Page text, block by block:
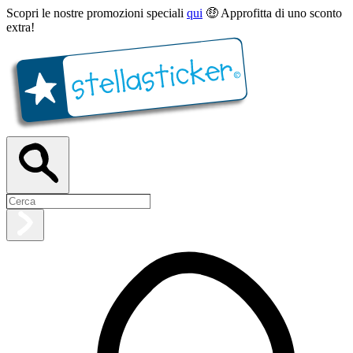
Scopri le nostre promozioni speciali qui 🤑 Approfitta di uno sconto
extra!